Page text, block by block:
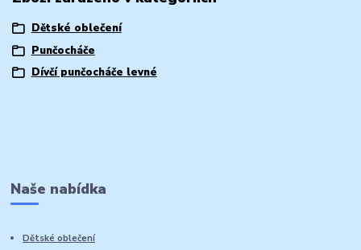
Dětské oblečení
Punčocháče
Dívčí punčocháče levné
Naše nabídka
Dětské oblečení